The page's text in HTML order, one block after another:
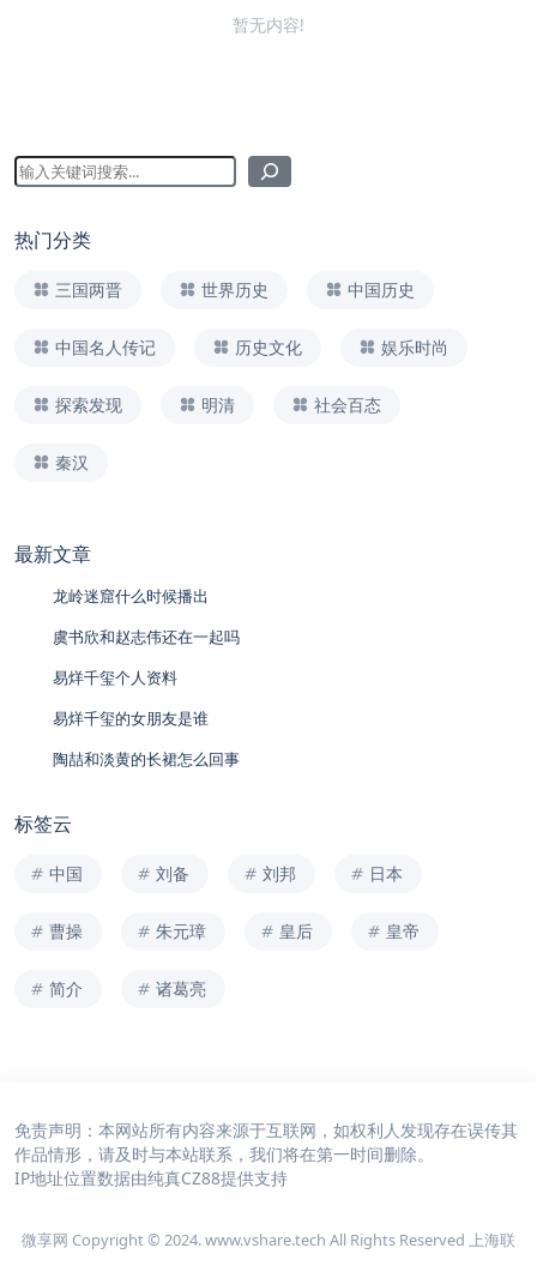
暂无内容!
热门分类
三国两晋 世界历史 中国历史
中国名人传记 历史文化 娱乐时尚
探索发现 明清 社会百态
秦汉
最新文章
龙岭迷窟什么时候播出
虞书欣和赵志伟还在一起吗
易烊千玺个人资料
易烊千玺的女朋友是谁
陶喆和淡黄的长裙怎么回事
标签云
中国 刘备 刘邦 日本
曹操 朱元璋 皇后 皇帝
简介 诸葛亮
免责声明：本网站所有内容来源于互联网，如权利人发现存在误传其
作品情形，请及时与本站联系，我们将在第一时间删除。
IP地址位置数据由纯真CZ88提供支持
微享网 Copyright © 2024. www.vshare.tech All Rights Reserved 上海联